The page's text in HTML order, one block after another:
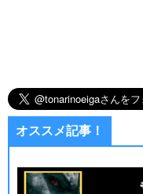
オススメ記事！